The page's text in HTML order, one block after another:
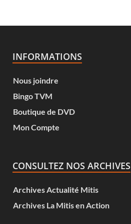
INFORMATIONS
Nous joindre
Bingo TVM
Boutique de DVD
Mon Compte
CONSULTEZ NOS ARCHIVES
Archives Actualité Mitis
Archives La Mitis en Action